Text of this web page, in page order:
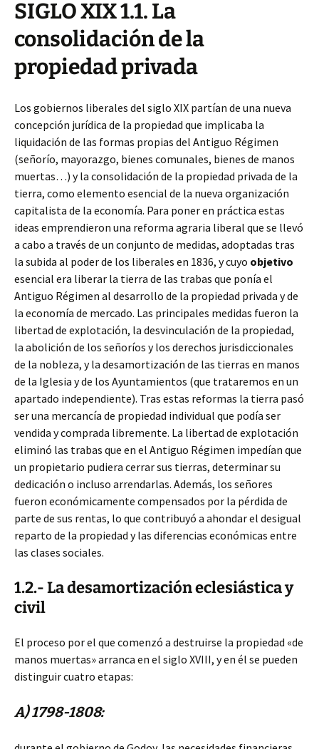
SIGLO XIX 1.1. La
consolidación de la
propiedad privada
Los gobiernos liberales del siglo XIX partían de una nueva
concepción jurídica de la propiedad que implicaba la
liquidación de las formas propias del Antiguo Régimen
(señorío, mayorazgo, bienes comunales, bienes de manos
muertas…) y la consolidación de la propiedad privada de la
tierra, como elemento esencial de la nueva organización
capitalista de la economía. Para poner en práctica estas
ideas emprendieron una reforma agraria liberal que se llevó
a cabo a través de un conjunto de medidas, adoptadas tras
la subida al poder de los liberales en 1836, y cuyo objetivo
esencial era liberar la tierra de las trabas que ponía el
Antiguo Régimen al desarrollo de la propiedad privada y de
la economía de mercado. Las principales medidas fueron la
libertad de explotación, la desvinculación de la propiedad,
la abolición de los señoríos y los derechos jurisdiccionales
de la nobleza, y la desamortización de las tierras en manos
de la Iglesia y de los Ayuntamientos (que trataremos en un
apartado independiente). Tras estas reformas la tierra pasó
ser una mercancía de propiedad individual que podía ser
vendida y comprada libremente. La libertad de explotación
eliminó las trabas que en el Antiguo Régimen impedían que
un propietario pudiera cerrar sus tierras, determinar su
dedicación o incluso arrendarlas. Además, los señores
fueron económicamente compensados por la pérdida de
parte de sus rentas, lo que contribuyó a ahondar el desigual
reparto de la propiedad y las diferencias económicas entre
las clases sociales.
1.2.- La desamortización eclesiástica y
civil
El proceso por el que comenzó a destruirse la propiedad «de
manos muertas» arranca en el siglo XVIII, y en él se pueden
distinguir cuatro etapas:
A) 1798-1808: